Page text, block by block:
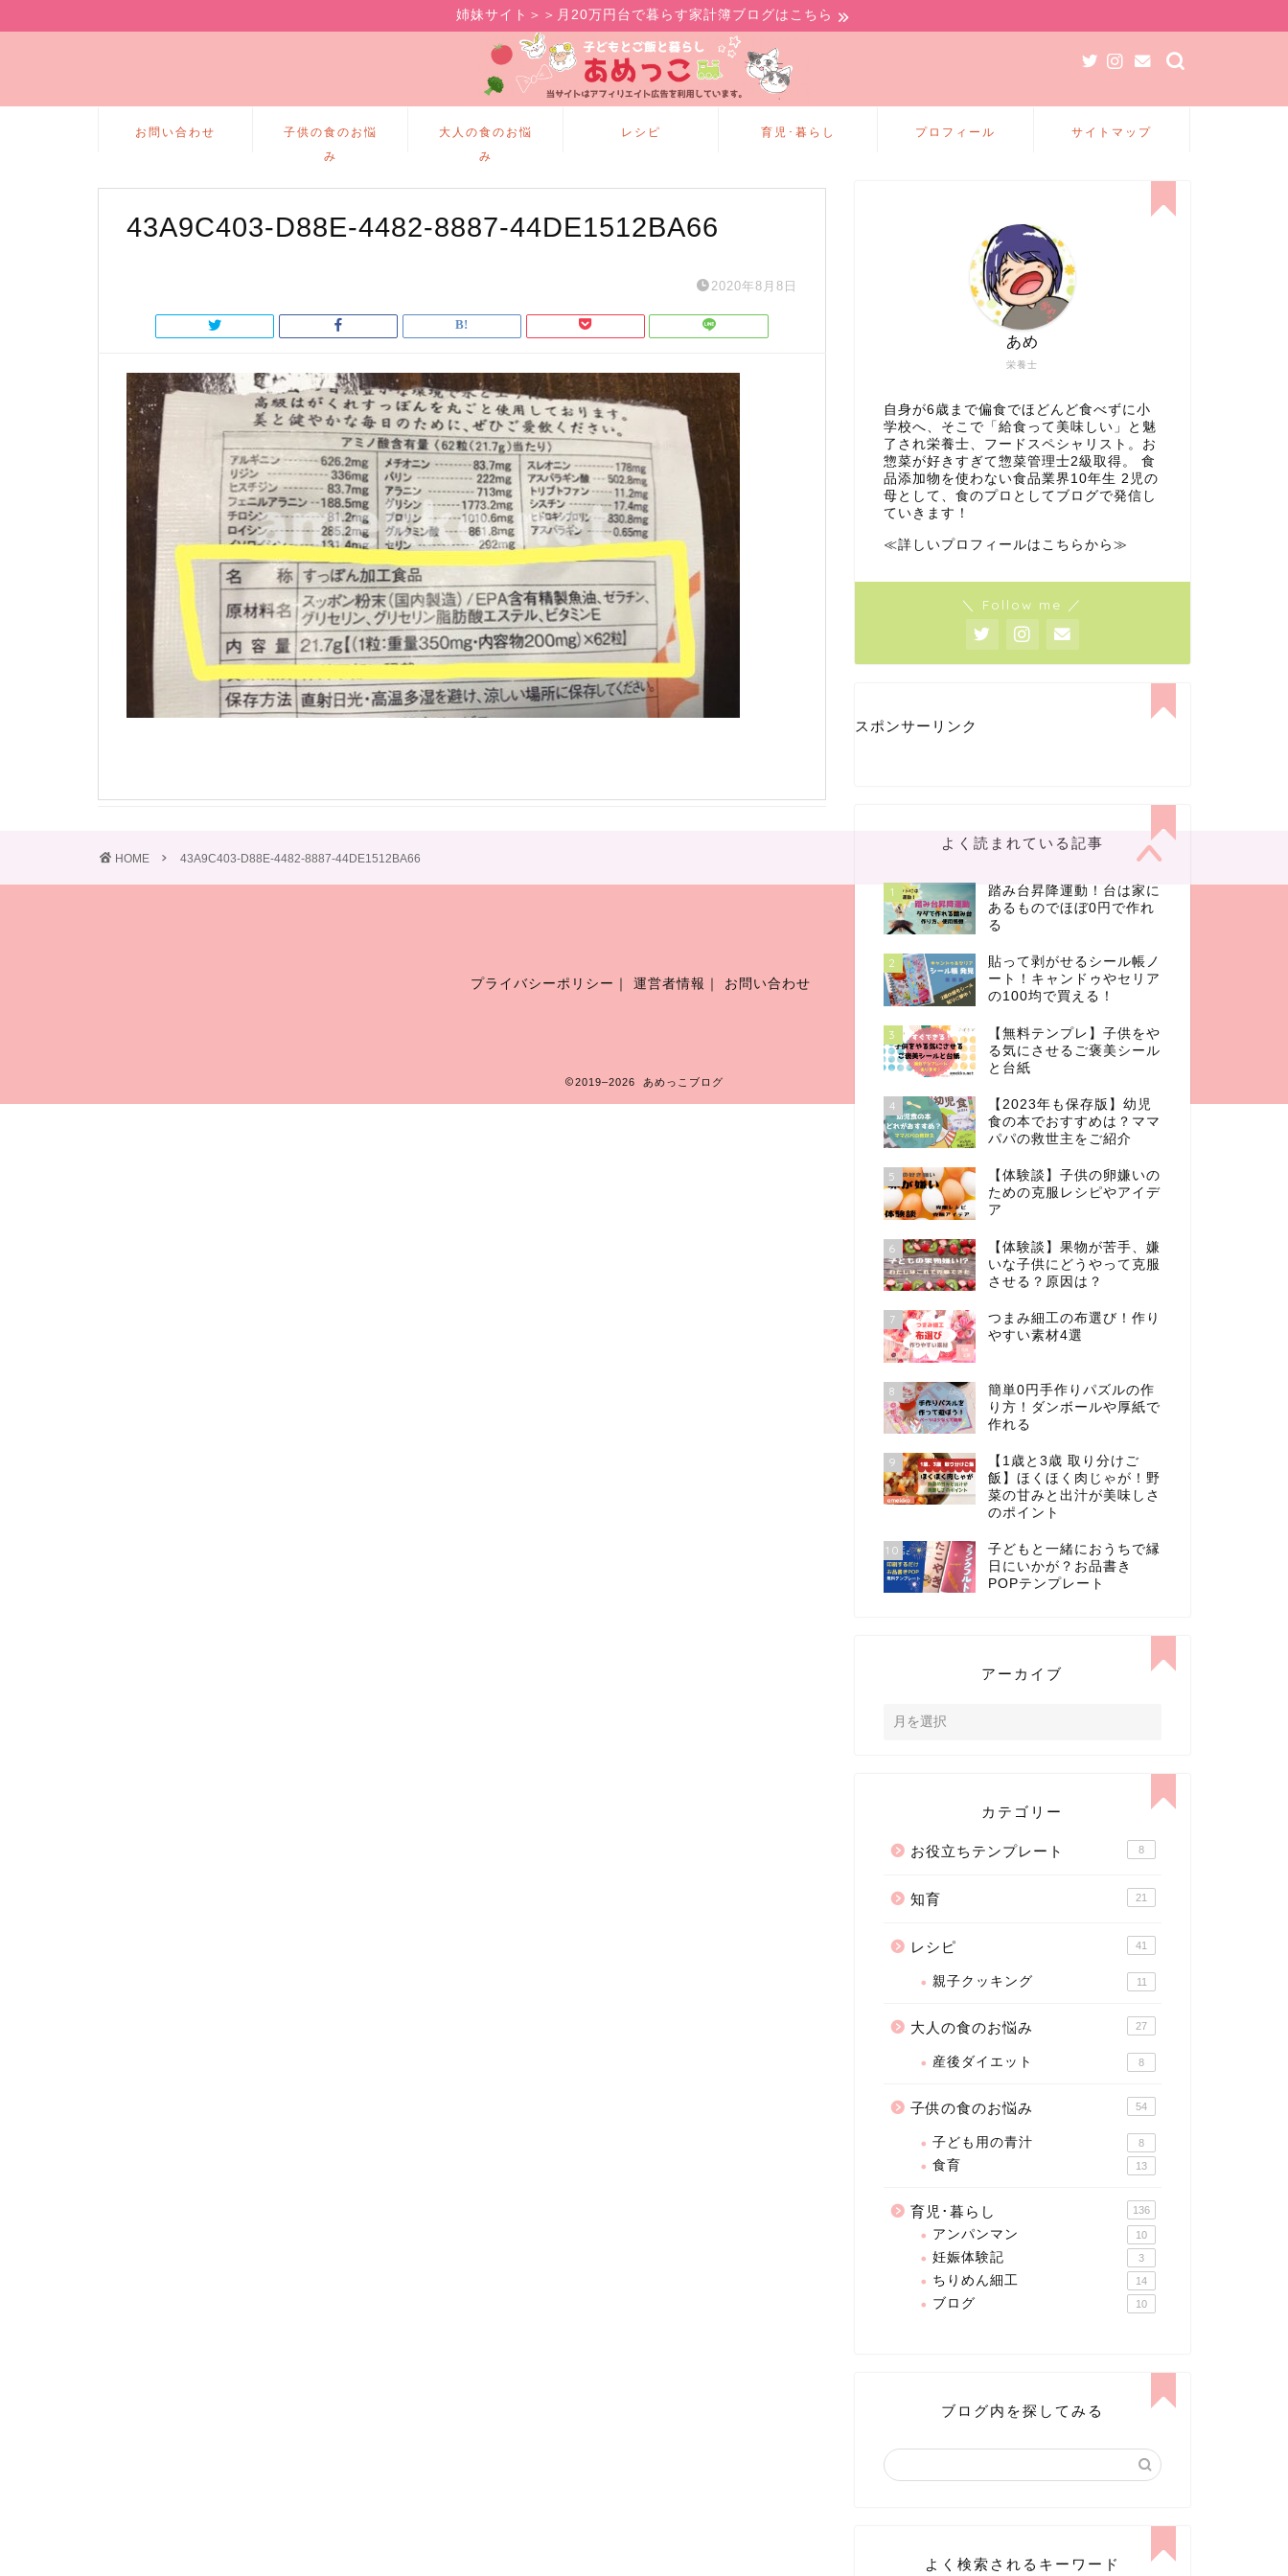
姉妹サイト＞＞月20万円台で暮らす家計簿ブログはこちら
お問い合わせ
子供の食のお悩
み
大人の食のお悩
み
レシピ 育児･暮らし プロフィール サイトマップ
43A9C403-D88E-4482-8887-44DE1512BA66
2020年8月8日
栄養士
あめ
自身が6歳まで偏食でほどんど食べずに小
学校へ、そこで「給食って美味しい」と魅
了され栄養士、フードスペシャリスト。お
惣菜が好きすぎて惣菜管理士2級取得。 食
品添加物を使わない食品業界10年生 2児の
母として、食のプロとしてブログで発信し
ていきます！
≪詳しいプロフィールはこちらから≫
＼ Follow me ／
スポンサーリンク
よく読まれている記事
1
踏み台昇降運動！台は家に
あるものでほぼ0円で作れ
る
2
貼って剥がせるシール帳ノ
ート！キャンドゥやセリア
の100均で買える！
3
【無料テンプレ】子供をや
る気にさせるご褒美シール
と台紙
4
【2023年も保存版】幼児
食の本でおすすめは？ママ
パパの救世主をご紹介
5
【体験談】子供の卵嫌いの
ための克服レシピやアイデ
ア
6
【体験談】果物が苦手、嫌
いな子供にどうやって克服
させる？原因は？
7
つまみ細工の布選び！作り
やすい素材4選
8
簡単0円手作りパズルの作
り方！ダンボールや厚紙で
作れる
9
【1歳と3歳 取り分けご
飯】ほくほく肉じゃが！野
菜の甘みと出汁が美味しさ
のポイント
10
子どもと一緒におうちで縁
日にいかが？お品書き
POPテンプレート
アーカイブ
カテゴリー
お役立ちテンプレート 8
知育 21
レシピ 41
親子クッキング 11
大人の食のお悩み 27
産後ダイエット 8
子供の食のお悩み 54
子ども用の青汁 8
食育 13
育児･暮らし 136
アンパンマン 10
妊娠体験記 3
ちりめん細工 14
ブログ 10
ブログ内を探してみる
よく検索されるキーワード
HOME 43A9C403-D88E-4482-8887-44DE1512BA66
プライバシーポリシー ｜ 運営者情報 ｜ お問い合わせ
2019–2026 あめっこブログ